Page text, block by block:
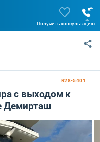
Получить консультацию
R28-5401
с выходом к
Демирташ